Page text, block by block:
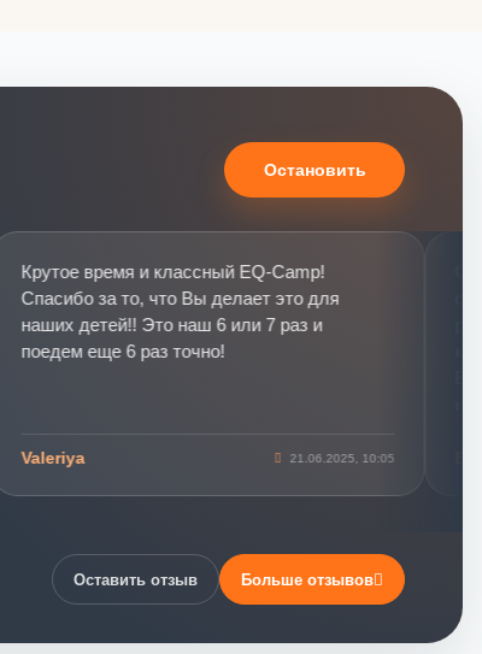
Остановить
Крутое время и классный EQ-Camp!
Спасибо за то, что Вы делает это для
наших детей!! Это наш 6 или 7 раз и
поедем еще 6 раз точно!
Valeriya 21.06.2025, 10:05
Оставить отзыв Больше отзывов